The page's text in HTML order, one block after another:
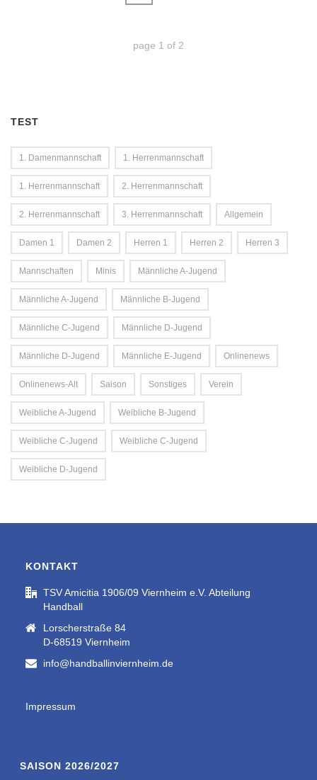
page 1 of 2
TEST
1. Damenmannschaft 1. Herrenmannschaft
1. Herrenmannschaft 2. Herrenmannschaft
2. Herrenmannschaft 3. Herrenmannschaft Allgemein
Damen 1 Damen 2 Herren 1 Herren 2 Herren 3
Mannschaften Minis Männliche A-Jugend
Männliche A-Jugend Männliche B-Jugend
Männliche C-Jugend Männliche D-Jugend
Männliche D-Jugend Männliche E-Jugend Onlinenews
Onlinenews-Alt Saison Sonstiges Verein
Weibliche A-Jugend Weibliche B-Jugend
Weibliche C-Jugend Weibliche C-Jugend
Weibliche D-Jugend
KONTAKT
TSV Amicitia 1906/09 Viernheim e.V. Abteilung
Handball
Lorscherstraße 84
D-68519 Viernheim
info@handballinviernheim.de
Impressum
SAISON 2026/2027